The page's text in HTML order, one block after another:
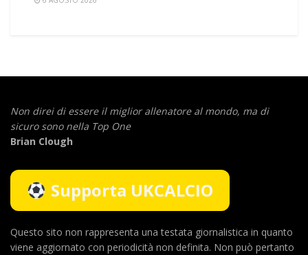
Non direi di essere il miglior allenatore al mondo, ma di
sicuro sono nella Top One
Brian Clough
Supporta UKCALCIO
Questo sito non rappresenta una testata giornalistica in quanto
viene aggiornato con periodicità non definita. Non può pertanto